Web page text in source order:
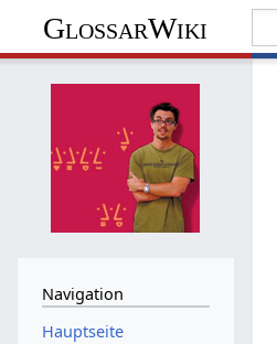
GlossarWiki
Navigation
Hauptseite